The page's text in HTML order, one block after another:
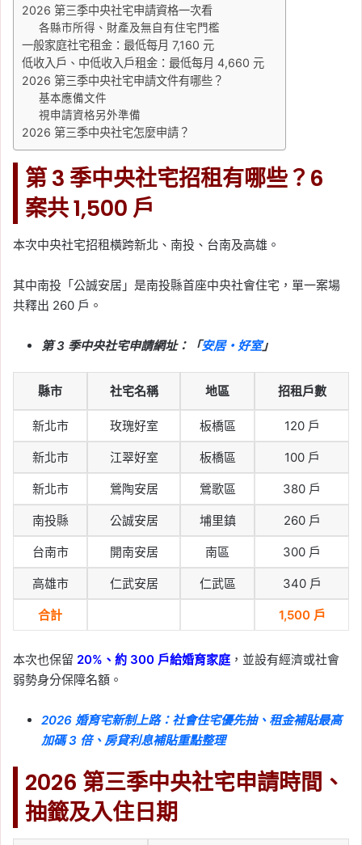
Tag: 台北, 台北市
運三鶯線, 捷運路線圖
北, 新北市, 新北捷運,
2026-04-19
嗎？高價小宅為何還是熱
賣，自住與轉手流動性一
次看
2026-04-18
2026 脫北族買房攻略：
捷運沿線高 CP 值中古屋
Tag: 中古屋, 房價, 房市
看房, 買房
2026-04-03
大溪埔頂轉運站拼 2027
完工：工程時間、公車路
線、桃園捷運綠線延伸與
房市影響解析
房價, 房市 , 捷運,
2026-03-30
環狀線北環段最新進度曝
光！新北產業園區到劍南
路僅 28 分鐘，蘆洲、士
林、大直房市受矚
2026-03-25
高雄捷運紅線延伸列車亮
相！串聯南北高雄，岡山
路竹、小港林園線模型設
計曝光
2026 第三季中央社宅申請資格一次看
各縣市所得、財產及無自有住宅門檻
一般家庭社宅租金：最低每月 7,160 元
低收入戶、中低收入戶租金：最低每月 4,660 元
2026 第三季中央社宅申請文件有哪些？
基本應備文件
視申請資格另外準備
2026 第三季中央社宅怎麼申請？
第 3 季中央社宅招租有哪些？6
案共 1,500 戶
本次中央社宅招租橫跨新北、南投、台南及高雄。
其中南投「公誠安居」是南投縣首座中央社會住宅，單一案場
共釋出 260 戶。
第 3 季中央社宅申請網址：「安居・好室」
縣市 社宅名稱 地區 招租戶數
新北市 玫瑰好室 板橋區 120 戶
新北市 江翠好室 板橋區 100 戶
新北市 鶯陶安居 鶯歌區 380 戶
南投縣 公誠安居 埔里鎮 260 戶
台南市 開南安居 南區 300 戶
高雄市 仁武安居 仁武區 340 戶
合計 1,500 戶
本次也保留 20%、約 300 戶給婚育家庭 ，並設有經濟或社會
弱勢身分保障名額。
2026 婚育宅新制上路：社會住宅優先抽、租金補貼最高
加碼 3 倍、房貸利息補貼重點整理
2026 第三季中央社宅申請時間、
抽籤及入住日期